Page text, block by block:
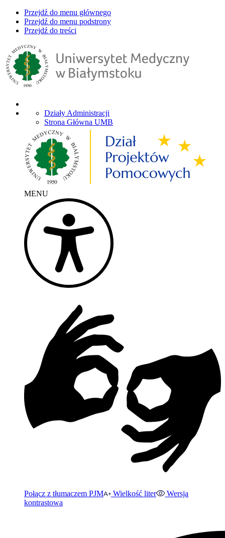
Przejdź do menu głównego
Przejdź do menu podstrony
Przejdź do treści
Działy Administracji
Strona Główna UMB
MENU
Połącz z tłumaczem PJM Wielkość liter
Wersja
kontrastowa